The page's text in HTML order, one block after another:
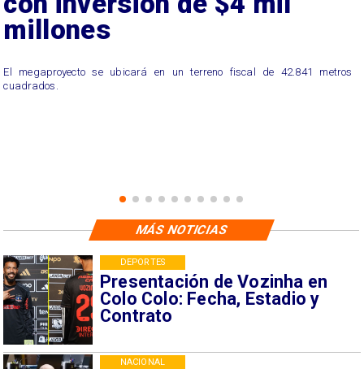
millones
El megaproyecto se ubicará en un terreno fiscal de 42.841 metros
cuadrados.
Presentación de Vozinha en
Colo Colo: Fecha, Estadio y
Contrato
DEPORTES
NACIONAL
MÁS NOTICIAS